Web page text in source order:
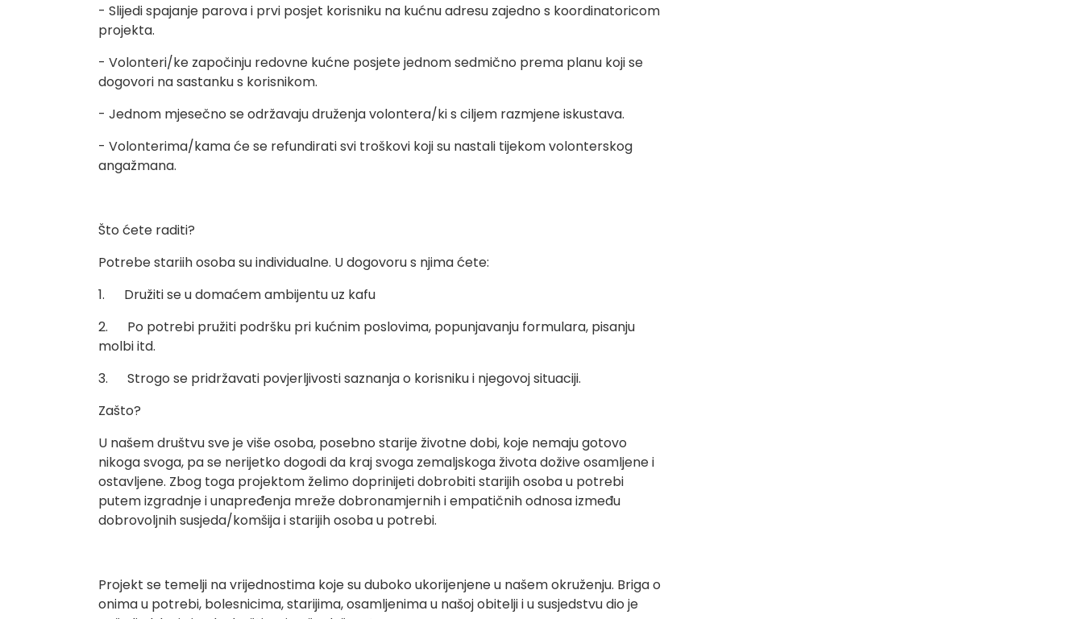
- Slijedi spajanje parova i prvi posjet korisniku na kućnu adresu zajedno s koordinatoricom
projekta.
- Volonteri/ke započinju redovne kućne posjete jednom sedmično prema planu koji se
dogovori na sastanku s korisnikom.
- Jednom mjesečno se održavaju druženja volontera/ki s ciljem razmjene iskustava.
- Volonterima/kama će se refundirati svi troškovi koji su nastali tijekom volonterskog
angažmana.
Što ćete raditi?
Potrebe stariih osoba su individualne. U dogovoru s njima ćete:
1. Družiti se u domaćem ambijentu uz kafu
2. Po potrebi pružiti podršku pri kućnim poslovima, popunjavanju formulara, pisanju
molbi itd.
3. Strogo se pridržavati povjerljivosti saznanja o korisniku i njegovoj situaciji.
Zašto?
U našem društvu sve je više osoba, posebno starije životne dobi, koje nemaju gotovo
nikoga svoga, pa se nerijetko dogodi da kraj svoga zemaljskoga života dožive osamljene i
ostavljene. Zbog toga projektom želimo doprinijeti dobrobiti starijih osoba u potrebi
putem izgradnje i unapređenja mreže dobronamjernih i empatičnih odnosa između
dobrovoljnih susjeda/komšija i starijih osoba u potrebi.
Projekt se temelji na vrijednostima koje su duboko ukorijenjene u našem okruženju. Briga o
onima u potrebi, bolesnicima, starijima, osamljenima u našoj obitelji i u susjedstvu dio je